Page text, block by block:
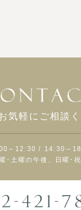
気軽にご相談
～12:30 / 14:30～
･土曜の午後、日曜･祝